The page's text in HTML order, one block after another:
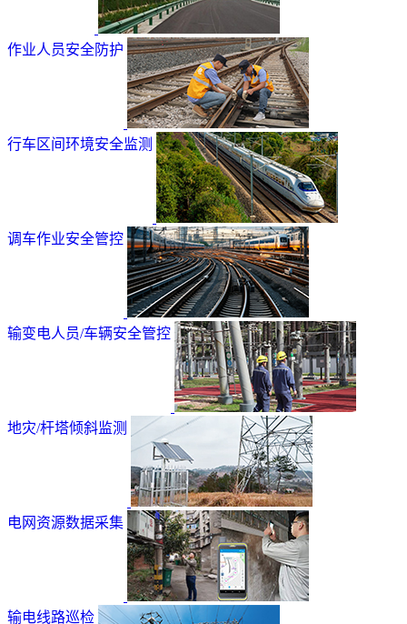
作业人员安全防护
行车区间环境安全监测
调车作业安全管控
输变电人员/车辆安全管控
地灾/杆塔倾斜监测
电网资源数据采集
输电线路巡检